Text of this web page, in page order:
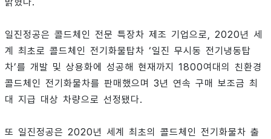
밝혔다.
일진정공은 콜드체인 전문 특장차 제조 기업으로, 2020년 세
계 최초로 콜드체인 전기화물탑차 ‘일진 무시동 전기냉동탑
차’를 개발 및 상용화에 성공해 현재까지 1800여대의 친환경
콜드체인 전기화물차를 판매했으며 3년 연속 구매 보조금 최
대 지급 대상 차량으로 선정됐다.
또 일진정공은 2020년 세계 최초의 콜드체인 전기화물차 출